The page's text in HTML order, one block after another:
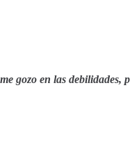
gozo en las